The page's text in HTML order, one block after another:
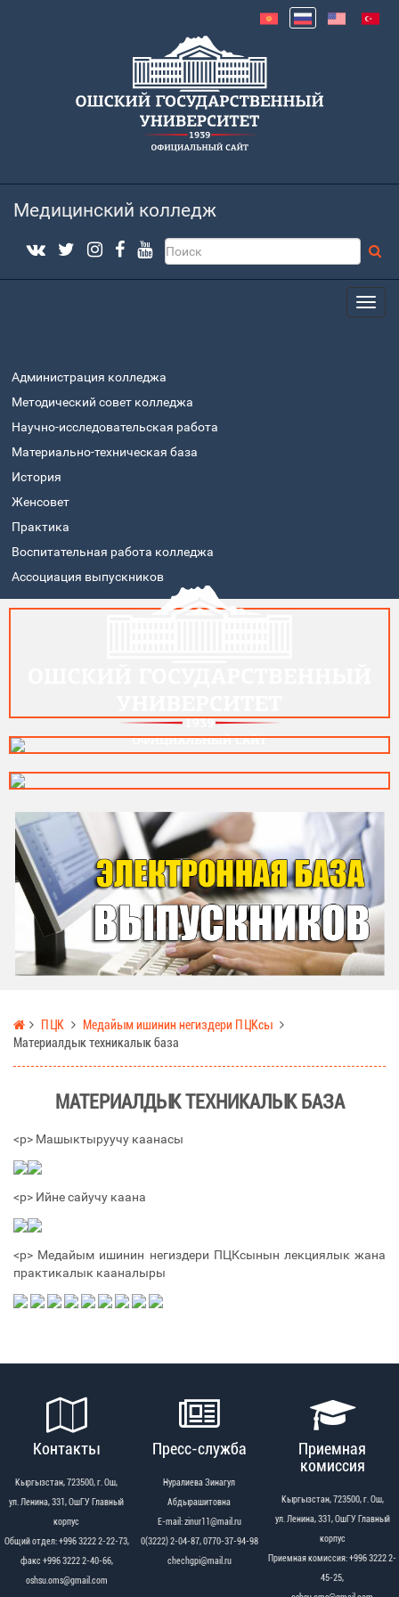
Медицинский колледж
Администрация колледжа
Методический совет колледжа
Научно-исследовательская работа
Материально-техническая база
История
Женсовет
Практика
Воспитательная работа колледжа
Ассоциация выпускников
ПЦК
Медайым ишинин негиздери ПЦКсы
Материалдык техникалык база
МАТЕРИАЛДЫК ТЕХНИКАЛЫК БАЗА
<р> Машыктыруучу каанасы
<р> Ийне сайучу каана
<р> Медайым ишинин негиздери ПЦКсынын лекциялык жана
практикалык кааналыры
Контакты
Кыргызстан, 723500, г. Ош,
ул. Ленина, 331, ОшГУ Главный
корпус
Общий отдел: +996 3222 2-22-73,
факс +996 3222 2-40-66,
oshsu.oms@gmail.com
Пресс-служба
Нуралиева Зинагул
Абдырашитовна
Е-mail: zinur11@mail.ru
0(3222) 2-04-87, 0770-37-94-98
chechgpi@mail.ru
Приемная
комиссия
Кыргызстан, 723500, г. Ош,
ул. Ленина, 331, ОшГУ Главный
корпус
Приемная комиссия: +996 3222 2-
45-25,